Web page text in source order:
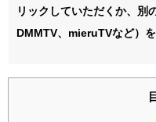
リックしていただくか、別
DMMTV、mieruTVなど）を